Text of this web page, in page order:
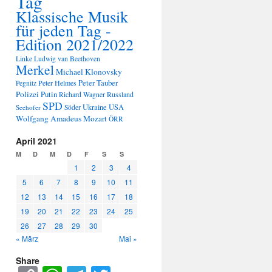
Klassische Musik
für jeden Tag -
Edition 2021/2022
Linke Ludwig van Beethoven
MerkelMichael Klonovsky
Pegnitz Peter HelmesPeter Tauber
PolizeiPutin Richard Wagner Russland
Seehofer SPD Söder Ukraine USA
Wolfgang Amadeus Mozart ÖRR
April 2021
M D M D F S S
1 2 3
4
5
6 7 8 9 10
11
12
13 14 15 16 17
18
19
20 21 22 23 24
25
26
27 28 29
30
« März
Mai »
Share